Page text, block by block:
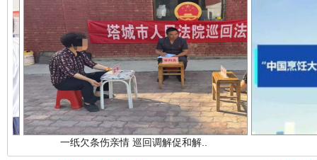
中国廉政法纪网.
中国律师在线.
三年瞒报超千万 隐匿收入偷税被查处..
纸欠条伤亲情 巡回调解促和解..